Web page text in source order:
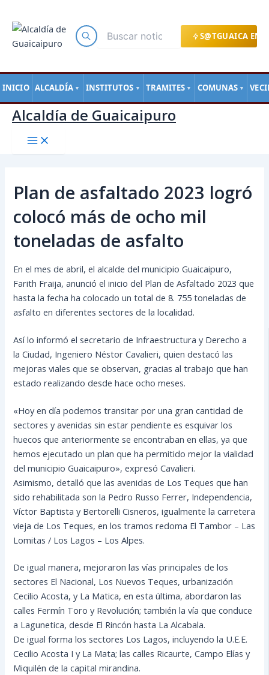
S@TGUAICA EN
INICIO ALCALDÍA ▼ INSTITUTOS ▼ TRAMITES ▼ COMUNAS ▼
contenido
Alcaldía de Guaicaipuro
Plan de asfaltado 2023 logró
colocó más de ocho mil
toneladas de asfalto
En el mes de abril, el alcalde del municipio Guaicaipuro,
Farith Fraija, anunció el inicio del Plan de Asfaltado 2023 que
hasta la fecha ha colocado un total de 8. 755 toneladas de
asfalto en diferentes sectores de la localidad.
Así lo informó el secretario de Infraestructura y Derecho a
la Ciudad, Ingeniero Néstor Cavalieri, quien destacó las
mejoras viales que se observan, gracias al trabajo que han
estado realizando desde hace ocho meses.
«Hoy en día podemos transitar por una gran cantidad de
sectores y avenidas sin estar pendiente es esquivar los
huecos que anteriormente se encontraban en ellas, ya que
hemos ejecutado un plan que ha permitido mejor la vialidad
del municipio Guaicaipuro», expresó Cavalieri.
Asimismo, detalló que las avenidas de Los Teques que han
sido rehabilitada son la Pedro Russo Ferrer, Independencia,
Víctor Baptista y Bertorelli Cisneros, igualmente la carretera
vieja de Los Teques, en los tramos redoma El Tambor – Las
Lomitas / Los Lagos – Los Alpes.
De igual manera, mejoraron las vías principales de los
sectores El Nacional, Los Nuevos Teques, urbanización
Cecilio Acosta, y La Matica, en esta última, abordaron las
calles Fermín Toro y Revolución; también la vía que conduce
a Lagunetica, desde El Rincón hasta La Alcabala.
De igual forma los sectores Los Lagos, incluyendo la U.E.E.
Cecilio Acosta I y La Mata; las calles Ricaurte, Campo Elías y
Miquilén de la capital mirandina.
de
entradas